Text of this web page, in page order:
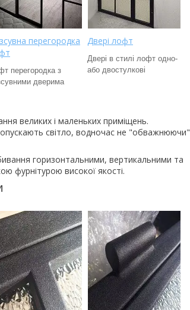
перегородка
перегородка з
дверима
Двері лофт
Двері в стилі лофт одно-
або двостулкові
великих і маленьких приміщень.
світло, водночас не "обважнюючи"
горизонтальними, вертикальними та
фурнітурою високої якості.